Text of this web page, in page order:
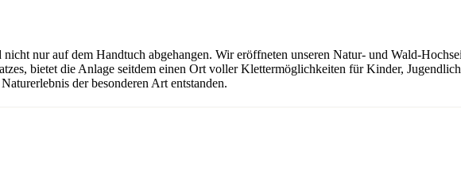
nicht nur auf dem Handtuch abgehangen. Wir eröffneten unseren Natur- und Wald-
bietet die Anlage seitdem einen Ort voller Klettermöglichkeiten für Kinder,
der besonderen Art entstanden.